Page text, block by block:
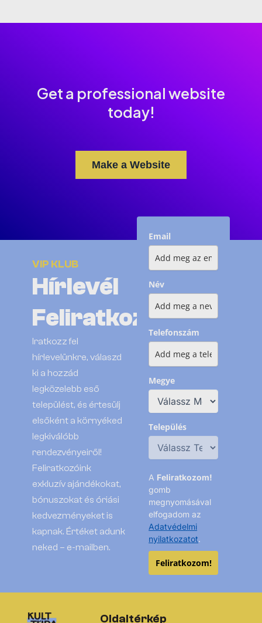
Get a professional website
today!
Make a Website
VIP KLUB
Hírlevél
Feliratkozás
Iratkozz fel
hírlevelünkre, válaszd
ki a hozzád
legközelebb eső
települést, és értesülj
elsőként a környéked
legkiválóbb
rendezvényeiről!
Feliratkozóink
exkluzív ajándékokat,
bónuszokat és óriási
kedvezményeket is
kapnak. Értéket adunk
neked – e-mailben.
Email
Név
Telefonszám
Megye
Település
A Feliratkozom!
gomb
megnyomásával
elfogadom az
Adatvédelmi
nyilatkozatot.
Feliratkozom!
Oldaltérkép